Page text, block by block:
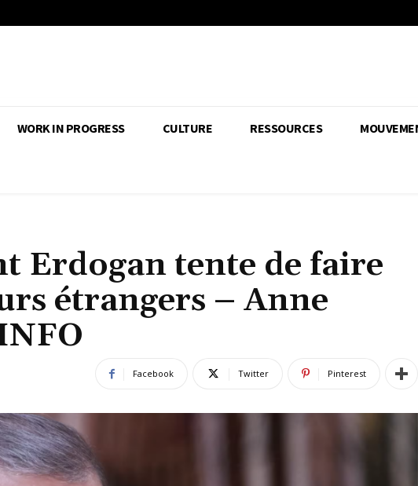
WORK IN PROGRESS CULTURE RESSOURCES
Erdogan tente de faire
étrangers – Anne
Facebook Twitter Pinterest